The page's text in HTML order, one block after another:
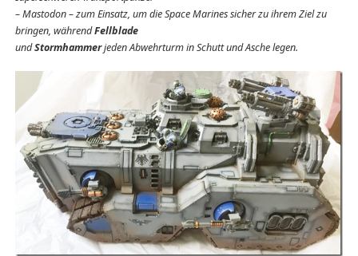
– Mastodon – zum Einsatz, um die Space Marines sicher zu ihrem Ziel zu
bringen, währendFellblade
undStormhammerjeden Abwehrturm in Schutt und Asche legen.